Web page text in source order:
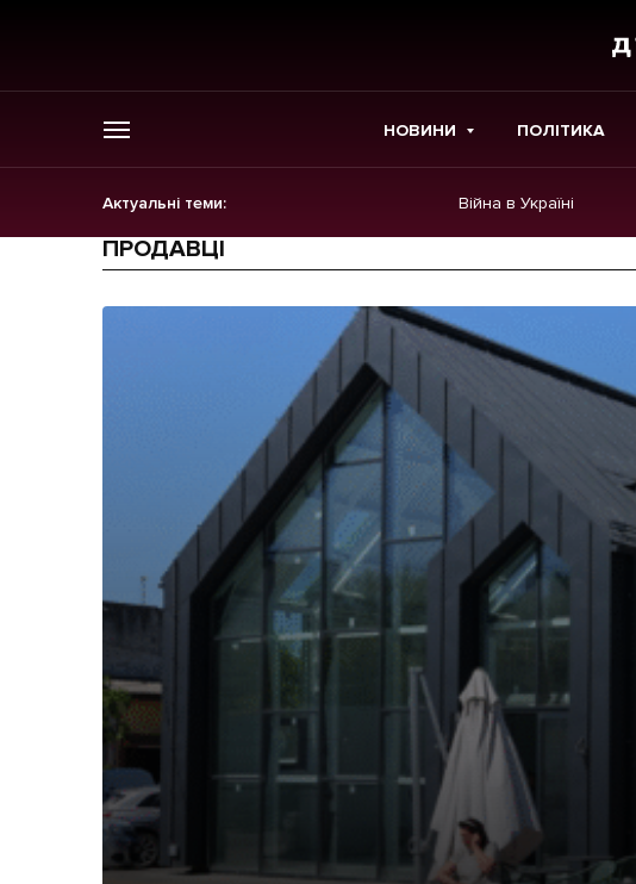
НОВИНИ ПОЛІТИКА
Актуальні теми: Війна в Україні
ГОЛОВНЕ
Новини
Економіка
Бізнес
Життя
Культура
Афіша
ПРОДАВЦІ